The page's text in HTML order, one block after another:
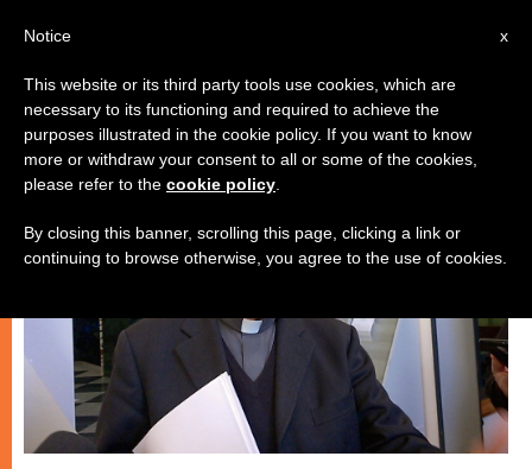
GIOVANI
x
Notice
This website or its third party tools use cookies, which are
necessary to its functioning and required to achieve the
purposes illustrated in the cookie policy. If you want to know
more or withdraw your consent to all or some of the cookies,
please refer to the cookie policy
By closing this banner, scrolling this page, clicking a link or
continuing to browse otherwise, you agree to the use of cookies.